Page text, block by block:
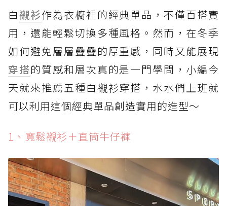
白襯衫作為衣櫥裡的經典單品，不僅百搭實
用，還能輕鬆切換多種風格。然而，在冬季
如何避免層層疊疊的厚重感，同時又能展現
穿搭的質感和層次真的是一門學問，小編今
天就來推薦五種白襯衫穿搭，水水們上班就
可以利用這個經典單品創造實用的造型～
1️、寬鬆襯衫＋直筒牛仔褲